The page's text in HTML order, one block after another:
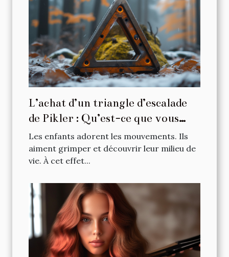
L’achat d’un triangle d’escalade
de Pikler : Qu’est-ce que vous
devez vérifier a priori ?
Les enfants adorent les mouvements. Ils
aiment grimper et découvrir leur milieu de
vie. À cet effet...